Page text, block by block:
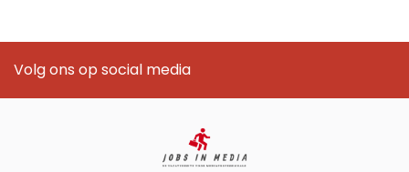
Volg ons op social media